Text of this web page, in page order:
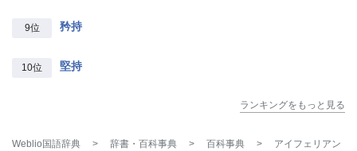
9位 矜持
10位 堅持
ランキングをもっと見る
Weblio国語辞典 > 辞書・百科事典 > 百科事典 >
アイフェリアン